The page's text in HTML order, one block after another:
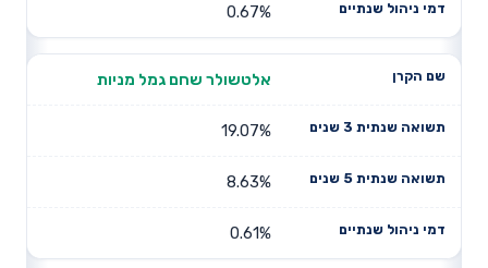
0.67%
אלטשולר שחם גמל מניות
19.07%
8.63%
0.61%